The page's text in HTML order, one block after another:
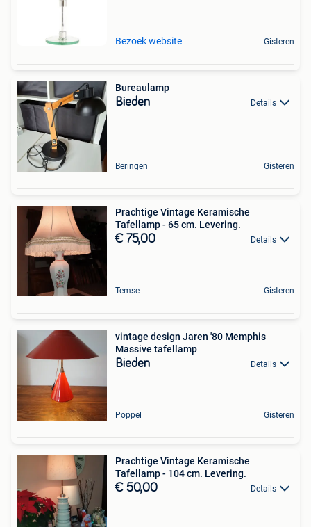
Bezoek website Gisteren
Bureaulamp
Bieden Details
Beringen Gisteren
Prachtige Vintage Keramische
Tafellamp - 65 cm. Levering.
€ 75,00 Details
Temse Gisteren
vintage design Jaren '80 Memphis
Massive tafellamp
Bieden Details
Poppel Gisteren
Prachtige Vintage Keramische
Tafellamp - 104 cm. Levering.
€ 50,00 Details